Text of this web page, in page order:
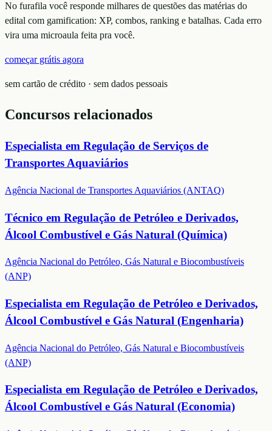
No furafila você responde milhares de questões das matérias do
edital com gamification: XP, combos, ranking e batalhas. Cada erro
vira uma microaula feita pra você.
começar grátis agora
sem cartão de crédito · sem dados pessoais
Concursos relacionados
Especialista em Regulação de Serviços de
Transportes Aquaviários
Agência Nacional de Transportes Aquaviários (ANTAQ)
Técnico em Regulação de Petróleo e Derivados,
Álcool Combustível e Gás Natural (Química)
Agência Nacional do Petróleo, Gás Natural e Biocombustíveis
(ANP)
Especialista em Regulação de Petróleo e Derivados,
Álcool Combustível e Gás Natural (Engenharia)
Agência Nacional do Petróleo, Gás Natural e Biocombustíveis
(ANP)
Especialista em Regulação de Petróleo e Derivados,
Álcool Combustível e Gás Natural (Economia)